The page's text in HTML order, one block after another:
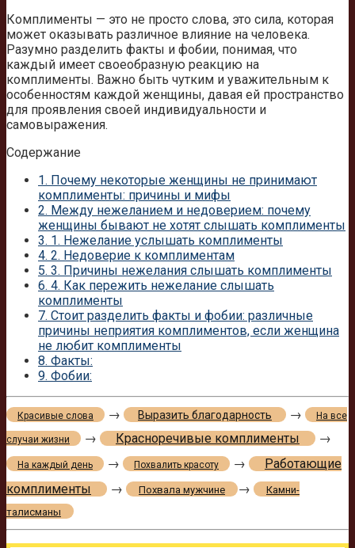
Комплименты — это не просто слова, это сила, которая
может оказывать различное влияние на человека.
Разумно разделить факты и фобии, понимая, что
каждый имеет своеобразную реакцию на
комплименты. Важно быть чутким и уважительным к
особенностям каждой женщины, давая ей пространство
для проявления своей индивидуальности и
самовыражения.
Содержание
1. Почему некоторые женщины не принимают
комплименты: причины и мифы
2. Между нежеланием и недоверием: почему
женщины бывают не хотят слышать комплименты
3. 1. Нежелание услышать комплименты
4. 2. Недоверие к комплиментам
5. 3. Причины нежелания слышать комплименты
6. 4. Как пережить нежелание слышать
комплименты
7. Стоит разделить факты и фобии: различные
причины неприятия комплиментов, если женщина
не любит комплименты
8. Факты:
9. Фобии:
Красивые слова → Выразить благодарность → На все
случаи жизни → Красноречивые комплименты →
На каждый день → Похвалить красоту →
Работающие
комплименты
→ Похвала мужчине →
Камни-
талисманы